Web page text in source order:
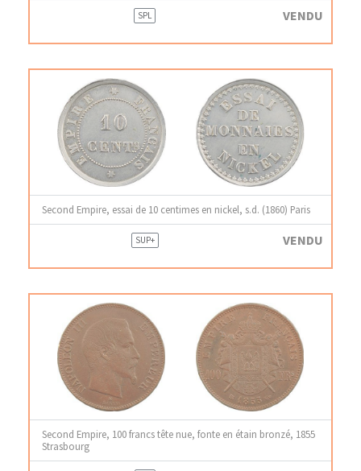
SPL VENDU
Second Empire, essai de 10 centimes en nickel, s.d. (1860) Paris
SUP+ VENDU
Second Empire, 100 francs tête nue, fonte en étain bronzé, 1855
Strasbourg